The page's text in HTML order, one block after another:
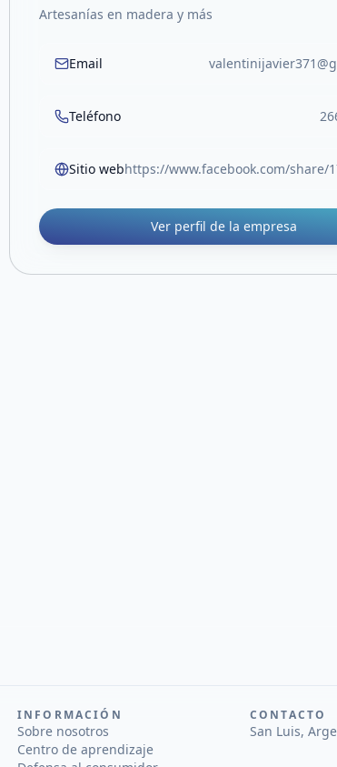
Artesanías en madera y más
Email
Teléfono
Sitio web
Ver perfil de la empresa
INFORMACIÓN
Sobre nosotros
Centro de aprendizaje
CONTACTO
San Luis,